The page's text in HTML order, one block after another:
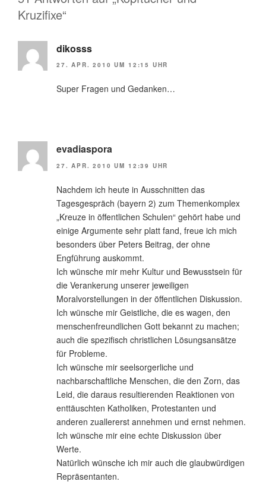
Kruzifixe“
dikosss
27. APR. 2010 UM 12:15 UHR
Super Fragen und Gedanken…
evadiaspora
27. APR. 2010 UM 12:39 UHR
Nachdem ich heute in Ausschnitten das
Tagesgespräch (bayern 2) zum Themenkomplex
„Kreuze in öffentlichen Schulen“ gehört habe und
einige Argumente sehr platt fand, freue ich mich
besonders über Peters Beitrag, der ohne
Engführung auskommt.
Ich wünsche mir mehr Kultur und Bewusstsein für
die Verankerung unserer jeweiligen
Moralvorstellungen in der öffentlichen Diskussion.
Ich wünsche mir Geistliche, die es wagen, den
menschenfreundlichen Gott bekannt zu machen;
auch die spezifisch christlichen Lösungsansätze
für Probleme.
Ich wünsche mir seelsorgerliche und
nachbarschaftliche Menschen, die den Zorn, das
Leid, die daraus resultierenden Reaktionen von
enttäuschten Katholiken, Protestanten und
anderen zuallererst annehmen und ernst nehmen.
Ich wünsche mir eine echte Diskussion über
Werte.
Natürlich wünsche ich mir auch die glaubwürdigen
Repräsentanten.